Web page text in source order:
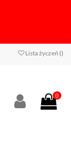
Lista życzeń ()
0